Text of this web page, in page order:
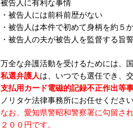
・被告人には前科前歴がない
・被告人は本件で初めて身柄を約５
・被告人の夫が被告人を監督する旨
万全な弁護活動を受けるためには、
私選弁護人は、いつでも選任でき、
支払用カード電磁的記録不正作出等
ノリタケ法律事務所にお任せください
なお、愛知県警昭和警察署に勾留さ
２００円です。